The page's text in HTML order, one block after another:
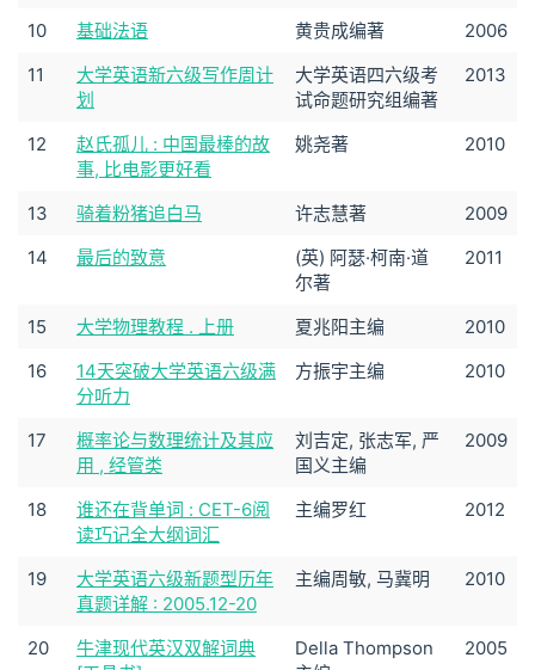
10 基础法语 黄贵成编著
2006
11
大学英语新六级写作周计
划
大学英语四六级考
试命题研究组编著
2013
12
赵氏孤儿 : 中国最棒的故
事, 比电影更好看
姚尧著 2010
13 骑着粉猪追白马 许志慧著
2009
14
最后的致意
(英) 阿瑟·柯南·道
尔著
2011
15 大学物理教程 . 上册 夏兆阳主编
2010
16
14天突破大学英语六级满
分听力
方振宇主编 2010
17
概率论与数理统计及其应
用 , 经管类
刘吉定, 张志军, 严
国义主编
2009
18
谁还在背单词 : CET-6阅
读巧记全大纲词汇
主编罗红 2012
19
大学英语六级新题型历年
真题详解 : 2005.12-20
主编周敏, 马冀明 2010
20
牛津现代英汉双解词典
Della Thompson
2005